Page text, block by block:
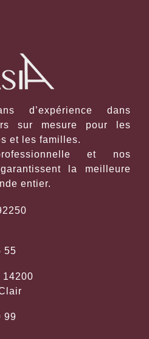
d’expérience dans
sur mesure pour les
et les familles.
et nos
la meilleure
entier.
55
14200
99